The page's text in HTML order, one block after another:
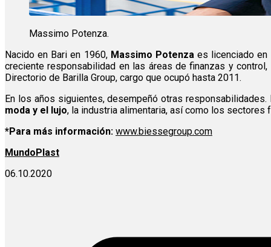
Massimo Potenza.
Nacido en Bari en 1960, Massimo Potenzaes licenciado en
creciente responsabilidad en las áreas de finanzas y
Directorio de Barilla Group, cargo que ocupó hasta 2011.
En los años siguientes, desempeñó otras
moda y el lujo, la industria alimentaria, así como los sectores
*Para más información: www.biessegroup.com
MundoPlast
06.10.2020